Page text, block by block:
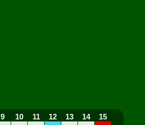
9 10 11 12 13 14
15